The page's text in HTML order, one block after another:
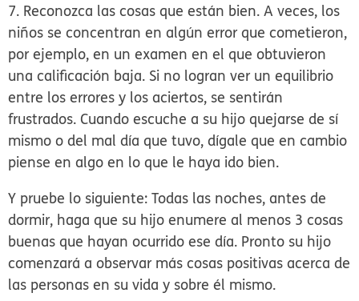
7. Reconozca las cosas que están bien.A veces, los
niños se concentran en algún error que cometieron,
por ejemplo, en un examen en el que obtuvieron
una calificación baja. Si no logran ver un equilibrio
entre los errores y los aciertos, se sentirán
frustrados. Cuando escuche a su hijo quejarse de sí
mismo o del mal día que tuvo, dígale que en cambio
piense en algo en lo que le haya ido bien.
Y pruebe lo siguiente: Todas las noches, antes de
dormir, haga que su hijo enumere al menos 3 cosas
buenas que hayan ocurrido ese día. Pronto su hijo
comenzará a observar más cosas positivas acerca de
las personas en su vida y sobre él mismo.